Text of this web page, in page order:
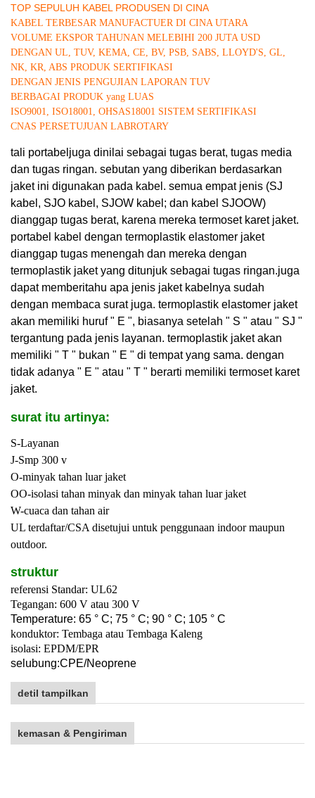
TOP SEPULUH KABEL PRODUSEN DI CINA
KABEL TERBESAR MANUFACTUER DI CINA UTARA
VOLUME EKSPOR TAHUNAN MELEBIHI 200 JUTA USD
DENGAN UL, TUV, KEMA, CE, BV, PSB, SABS, LLOYD'S, GL,
NK, KR, ABS PRODUK SERTIFIKASI
DENGAN JENIS PENGUJIAN LAPORAN TUV
BERBAGAI PRODUK yang LUAS
ISO9001, ISO18001, OHSAS18001 SISTEM SERTIFIKASI
CNAS PERSETUJUAN LABROTARY
tali portabel juga dinilai sebagai tugas berat, tugas media
dan tugas ringan. sebutan yang diberikan berdasarkan
jaket ini digunakan pada kabel. semua empat jenis (SJ
kabel, SJO kabel, SJOW kabel; dan kabel SJOOW)
dianggap tugas berat, karena mereka termoset karet jaket.
portabel kabel dengan termoplastik elastomer jaket
dianggap tugas menengah dan mereka dengan
termoplastik jaket yang ditunjuk sebagai tugas ringan.juga
dapat memberitahu apa jenis jaket kabelnya sudah
dengan membaca surat juga. termoplastik elastomer jaket
akan memiliki huruf " E ", biasanya setelah " S " atau " SJ "
tergantung pada jenis layanan. termoplastik jaket akan
memiliki " T " bukan " E " di tempat yang sama. dengan
tidak adanya " E " atau " T " berarti memiliki termoset karet
jaket.
surat itu artinya:
S-Layanan
J-Smp 300 v
O-minyak tahan luar jaket
OO-isolasi tahan minyak dan minyak tahan luar jaket
W-cuaca dan tahan air
UL terdaftar/CSA disetujui untuk penggunaan indoor maupun
outdoor.
struktur
referensi Standar: UL62
Tegangan: 600 V atau 300 V
Temperature: 65 ° C; 75 ° C; 90 ° C; 105 ° C
konduktor: Tembaga atau Tembaga Kaleng
isolasi: EPDM/EPR
selubung:CPE/Neoprene
detil tampilkan
kemasan & Pengiriman